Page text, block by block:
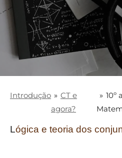
Introdução » CT e
agora?
» 10º
Lógica e teoria dos